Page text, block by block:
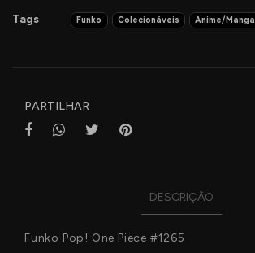
Tags Funko Colecionáveis Anime/Manga
PARTILHAR
DESCRIÇÃO
Funko Pop! One Piece #1265